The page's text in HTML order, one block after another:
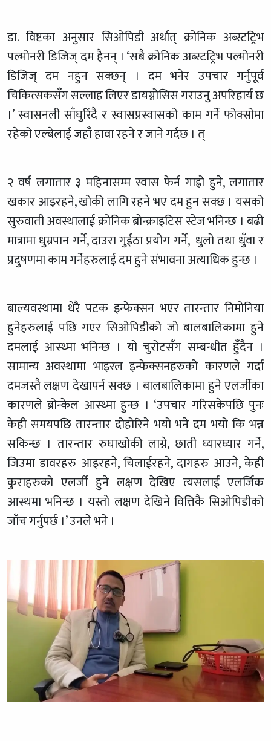
डा. विष्टका अनुसार सिओपिडी अर्थात् क्रोनिक अब्स्टट्रिभ
पल्मोनरी डिजिज् दम हैनन् । ‘सबै क्रोनिक अब्स्टट्रिभ पल्मोनरी
डिजिज् दम नहुन सक्छन् । दम भनेर उपचार गर्नुपूर्व
चिकित्सकसँग सल्लाह लिएर डायग्नोसिस गराउनु अपरिहार्य छ
।’ स्वासनली साँघुरिँदै र स्वासप्रस्वासको काम गर्ने फोक्सोमा
रहेको एल्बेलाई जहाँ हावा रहने र जाने गर्दछ । त्
२ वर्ष लगातार ३ महिनासम्म स्वास फेर्न गाह्रो हुने, लगातार
खकार आइरहने, खोकी लागि रहने भए दम हुन सक्छ । यसको
सुरुवाती अवस्थालाई क्रोनिक ब्रोन्क्राइटिस स्टेज भनिन्छ । बढी
मात्रामा धुम्रपान गर्ने, दाउरा गुईठा प्रयोग गर्ने, धुलो तथा धुँवा र
प्रदुषणमा काम गर्नेहरुलाई दम हुने संभावना अत्याधिक हुन्छ ।
बाल्यवस्थामा धेरै पटक इन्फेक्सन भएर तारन्तार निमोनिया
हुनेहरुलाई पछि गएर सिओपिडीको जो बालबालिकामा हुने
दमलाई आस्थ्मा भनिन्छ । यो चुरोटसँग सम्बन्धीत हुँदैन ।
सामान्य अवस्थामा भाइरल इन्फेक्सनहरुको कारणले गर्दा
दमजस्तै लक्षण देखापर्न सक्छ । बालबालिकामा हुने एलर्जीका
कारणले ब्रोन्केल आस्थ्मा हुन्छ । ‘उपचार गरिसकेपछि पुनः
केही समयपछि तारन्तार दोहोरिने भयो भने दम भयो कि भन्न
सकिन्छ । तारन्तार रुघाखोकी लाग्ने, छाती घ्यारघ्यार गर्ने,
जिउमा डावरहरु आइरहने, चिलाईरहने, दागहरु आउने, केही
कुराहरुको एलर्जी हुने लक्षण देखिए त्यसलाई एलर्जिक
आस्थमा भनिन्छ । यस्तो लक्षण देखिने वित्तिकै सिओपिडीको
जाँच गर्नुपर्छ ।’ उनले भने ।